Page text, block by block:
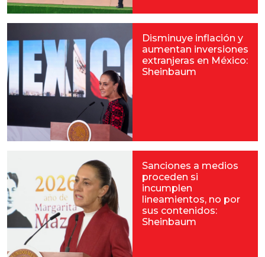
Disminuye inflación y
aumentan inversiones
extranjeras en México:
Sheinbaum
Sanciones a medios
proceden si
incumplen
lineamientos, no por
sus contenidos:
Sheinbaum